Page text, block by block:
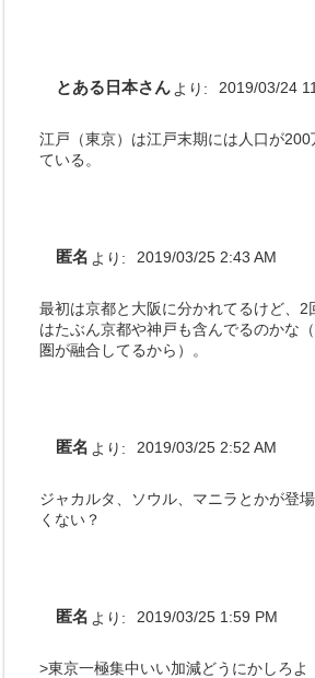
とある日本さん より: 2019/03/24
江戸（東京）は江戸末期には人口が
ている。
匿名 より: 2019/03/25 2:43 AM
最初は京都と大阪に分かれてるけど、2
はたぶん京都や神戸も含んでるのかな
圏が融合してるから）。
匿名 より: 2019/03/25 2:52 AM
ジャカルタ、ソウル、マニラとかが登
くない？
匿名 より: 2019/03/25 1:59 PM
>東京一極集中いい加減どうにかしろよ